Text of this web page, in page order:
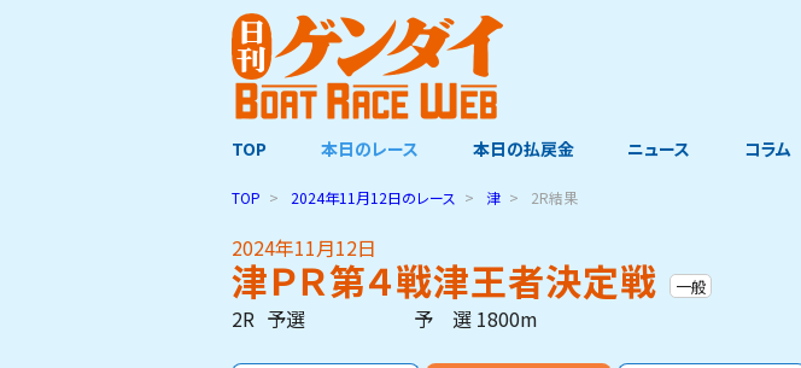
TOP 本日のレース 本日の払戻金 ニュース コラム
TOP 2024年11月12日のレース 津 2R結果
2024年11月12日
津ＰＲ第４戦津王者決定戦 一般
2R 予選 予 選 1800m